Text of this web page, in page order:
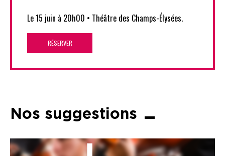
Le 15 juin à 20h00 • Théâtre des Champs-Élysées.
RÉSERVER
Nos suggestions